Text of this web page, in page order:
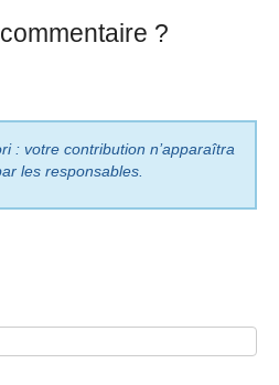
?
: votre contribution n’apparaîtra
les responsables.